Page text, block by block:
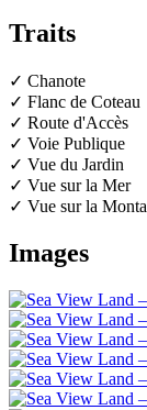
Traits
✓ Chanote
✓ Flanc de Coteau
✓ Route d'Accès
✓ Voie Publique
✓ Vue du Jardin
✓ Vue sur la Mer
✓ Vue sur la
Images